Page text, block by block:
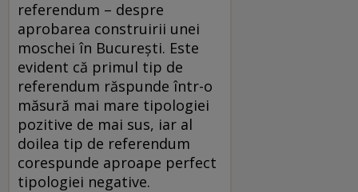
referendum – despre
aprobarea construirii unei
moschei în București. Este
evident că primul tip de
referendum răspunde într-o
măsură mai mare tipologiei
pozitive de mai sus, iar al
doilea tip de referendum
corespunde aproape perfect
tipologiei negative.